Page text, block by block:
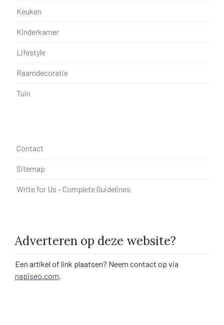
Keuken
Kinderkamer
Lifestyle
Raamdecoratie
Tuin
Contact
Sitemap
Write for Us - Complete Guidelines
Adverteren op deze website?
Een artikel of link plaatsen? Neem contact op via
napiseo.com.